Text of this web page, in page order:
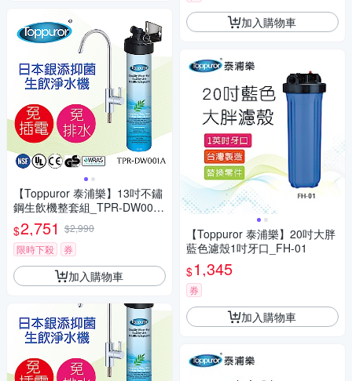
【Toppuror 泰浦樂】13吋不鏽
鋼生飲機整套組_TPR-DW001
$2,751 $2,990
限時下殺
券
加入購物車
加入購物車
【Toppuror 泰浦樂】20吋大胖
藍色濾殼1吋牙口_FH-01
$1,345
券
加入購物車